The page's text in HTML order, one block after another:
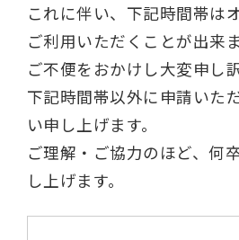
これに伴い、下記時間帯は
ご利用いただくことが出来ま
ご不便をおかけし大変申し
下記時間帯以外に申請いた
い申し上げます。
ご理解・ご協力のほど、何
し上げます。